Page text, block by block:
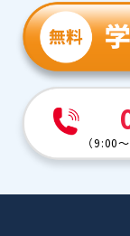
（9:00